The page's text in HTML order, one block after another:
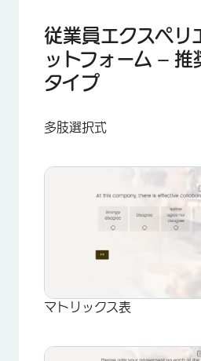
従業員エクスペリ
ットフォーム – 推
タイプ
多肢選択式
マトリックス表